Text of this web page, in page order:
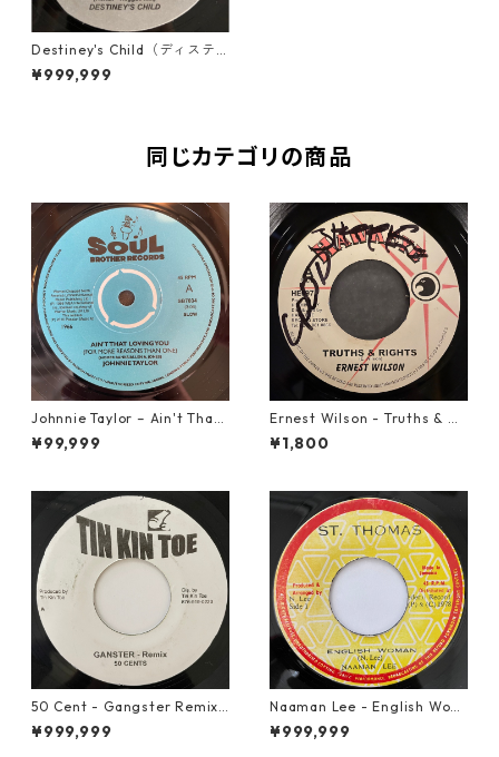
Destiney's Child（ディステ
ィニーズチャイルド） - Loos
e My Breath【7'】
¥999,999
同じカテゴリの商品
Johnnie Taylor – Ain't That
Loving You【7-21684】
¥99,999
Ernest Wilson - Truths & Ri
ghts【7-21652】
¥1,800
50 Cent - Gangster Remix
【7-20928】
¥999,999
Naaman Lee - English Wom
an【7-20855】
¥999,999